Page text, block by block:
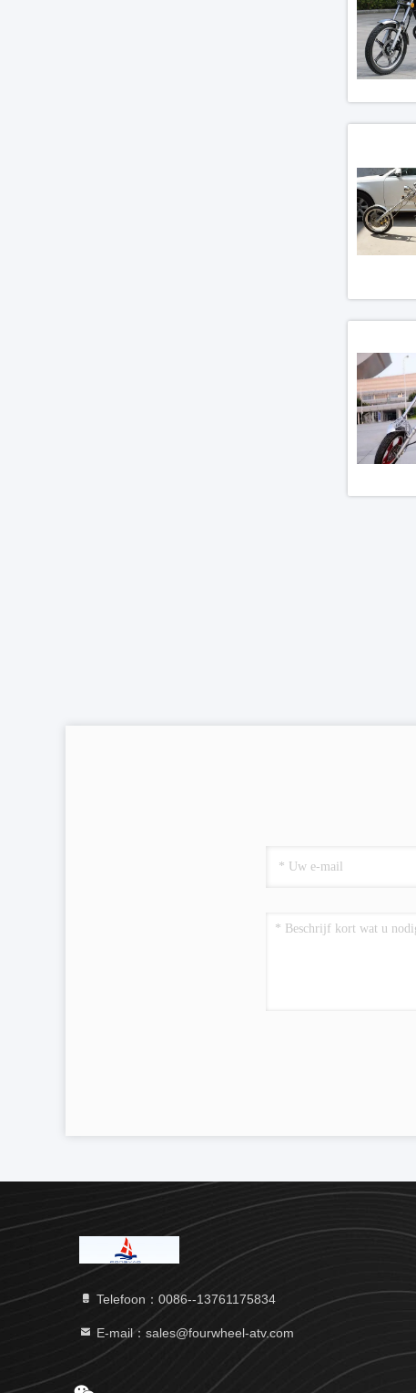
Telefoon：0086--13761175834
E-mail：sales@fourwheel-atv.com